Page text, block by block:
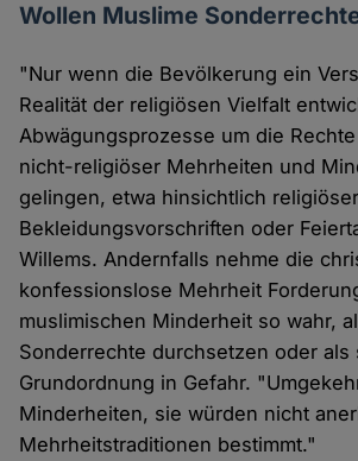
Wollen Muslime
"Nur wenn die Bevölkerung ein
Realität der religiösen Vielfalt
Abwägungsprozesse um die
nicht-religiöser Mehrheiten und
gelingen, etwa hinsichtlich religiöser
Bekleidungsvorschriften oder
Willems. Andernfalls nehme die
konfessionslose Mehrheit
muslimischen Minderheit so wahr,
Sonderrechte durchsetzen oder als
Grundordnung in Gefahr.
Minderheiten, sie würden nicht
Mehrheitstraditionen bestimmt."